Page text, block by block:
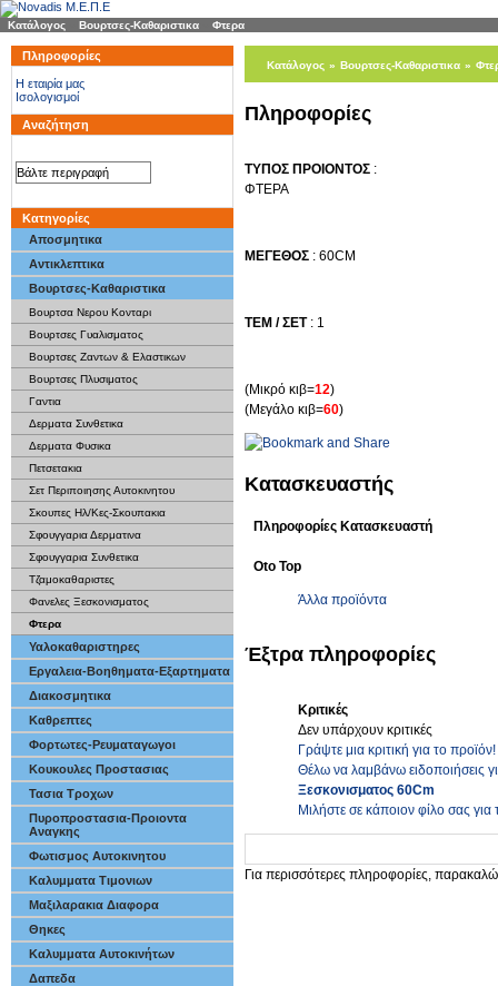
Κατάλογος Βουρτσες-Καθαριστικα Φτερα
Πληροφορίες
H εταιρία μας
Ισολογισμοί
Αναζήτηση
Κατηγορίες
Αποσμητικα
Αντικλεπτικα
Βουρτσες-Καθαριστικα
Βουρτσα Νερου Κονταρι
Βουρτσες Γυαλισματος
Βουρτσες Ζαντων & Ελαστικων
Βουρτσες Πλυσιματος
Γαντια
Δερματα Συνθετικα
Δερματα Φυσικα
Πετσετακια
Σετ Περιποιησης Αυτοκινητου
Σκουπες Ηλ/Κες-Σκουπακια
Σφουγγαρια Δερματινα
Σφουγγαρια Συνθετικα
Τζαμοκαθαριστες
Φανελες Ξεσκονισματος
Φτερα
Υαλοκαθαριστηρες
Εργαλεια-Βοηθηματα-Εξαρτηματα
Διακοσμητικα
Καθρεπτες
Φορτωτες-Ρευματαγωγοι
Κουκουλες Προστασιας
Τασια Τροχων
Πυροπροστασια-Προιοντα
Αναγκης
Φωτισμος Αυτοκινητου
Καλυμματα Τιμονιων
Μαξιλαρακια Διαφορα
Θηκες
Καλυμματα Αυτοκινήτων
Δαπεδα
Κατάλογος » Βουρτσες-Καθαριστικα »
Πληροφορίες
ΤΥΠΟΣ ΠΡΟΙΟΝΤΟΣ :
ΦΤΕΡΑ
ΜΕΓΕΘΟΣ : 60CM
ΤΕΜ / ΣΕΤ: 1
(Μικρό κιβ=12)
(Μεγάλο κιβ=60)
Κατασκευαστής
Πληροφορίες Κατασκευαστή
Oto Top
Άλλα προϊόντα
Έξτρα πληροφορίες
Κριτικές
Δεν υπάρχουν κριτικές
Γράψτε μια κριτική για το προϊόν!
Θέλω να λαμβάνω ειδοποιήσεις
Ξεσκονισματος 60Cm
Μιλήστε σε κάποιον φίλο σας για
Για περισσότερες πληροφορίες, παρακαλώ